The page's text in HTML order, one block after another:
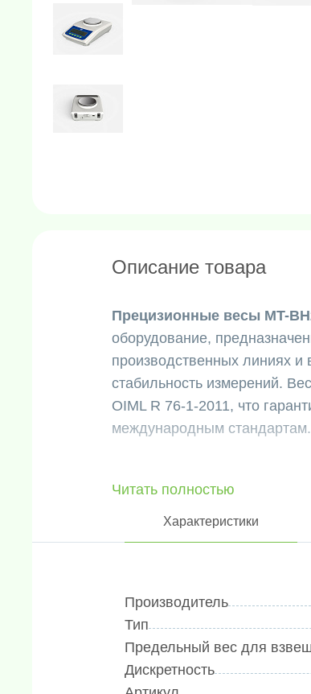
Описание товара
Прецизионные весы MT-
оборудование,
производственных линиях и
стабильность измерений.
OIML R 76-1-2011, что
международным стандартам.
- Дискретность: 0.01 г
- Номинальная масса (НПВ):
- Часы реального времени
- 8 рабочих языков:
русский, китайский
- Функция GLP —
Читать полностью
Характеристики
Производитель
Тип
Предельный вес для
Дискретность